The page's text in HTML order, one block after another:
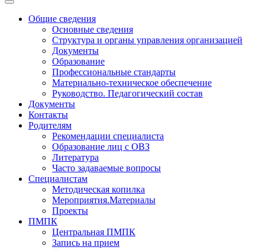
Toggle
navigationОбщие сведения
Основные сведения
Структура и органы управления организацией
Документы
Образование
Профессиональные стандарты
Материально-техническое обеспечение
Руководство. Педагогический состав
Документы
Контакты
Родителям
Рекомендации специалиста
Образование лиц с ОВЗ
Литература
Часто задаваемые вопросы
Специалистам
Методическая копилка
Мероприятия.Материалы
Проекты
ПМПК
Центральная ПМПК
Запись на прием